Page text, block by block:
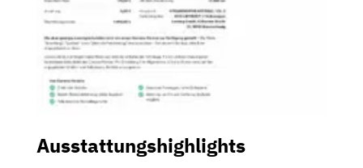
Ausstattungshighlights